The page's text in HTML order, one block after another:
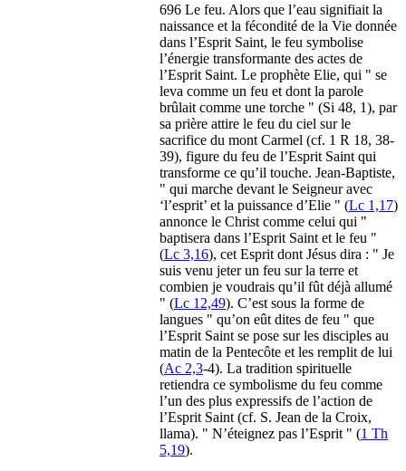
696 Le feu. Alors que l’eau signifiait la
naissance et la fécondité de la Vie donnée
dans l’Esprit Saint, le feu symbolise
l’énergie transformante des actes de
l’Esprit Saint. Le prophète Elie, qui " se
leva comme un feu et dont la parole
brûlait comme une torche " (Si 48, 1), par
sa prière attire le feu du ciel sur le
sacrifice du mont Carmel (cf. 1 R 18, 38-
39), figure du feu de l’Esprit Saint qui
transforme ce qu’il touche. Jean-Baptiste,
" qui marche devant le Seigneur avec
‘l’esprit’ et la puissance d’Elie " (Lc 1,17)
annonce le Christ comme celui qui "
baptisera dans l’Esprit Saint et le feu "
(Lc 3,16), cet Esprit dont Jésus dira : " Je
suis venu jeter un feu sur la terre et
combien je voudrais qu’il fût déjà allumé
" (Lc 12,49). C’est sous la forme de
langues " qu’on eût dites de feu " que
l’Esprit Saint se pose sur les disciples au
matin de la Pentecôte et les remplit de lui
(Ac 2,3-4). La tradition spirituelle
retiendra ce symbolisme du feu comme
l’un des plus expressifs de l’action de
l’Esprit Saint (cf. S. Jean de la Croix,
llama). " N’éteignez pas l’Esprit " (1 Th
5,19).